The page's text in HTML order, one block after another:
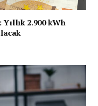
2.900 kWh